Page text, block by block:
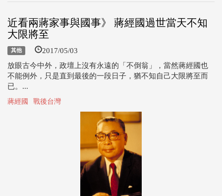
近看兩蔣家事與國事》 蔣經國過世當天不知
大限將至
其他 2017/05/03
放眼古今中外，政壇上沒有永遠的「不倒翁」，當然蔣經國也
不能例外，只是直到最後的一段日子，猶不知自己大限將至而
已。...
蔣經國 戰後台灣